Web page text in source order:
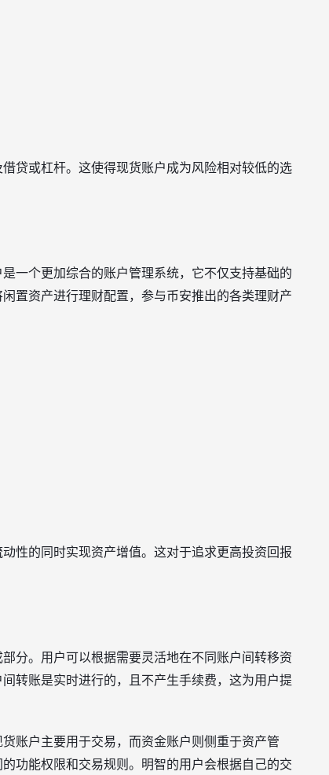
贷或杠杆。这使得现货账户成为风险相对较低的选
一个更加综合的账户管理系统，它不仅支持基础的
置资产进行理财配置，参与币安推出的各类理财产
性的同时实现资产增值。这对于追求更高投资回报
分。用户可以根据需要灵活地在不同账户间转移资
转账是实时进行的，且不产生手续费，这为用户提
账户主要用于交易，而资金账户则侧重于资产管
功能权限和交易规则。明智的用户会根据自己的交